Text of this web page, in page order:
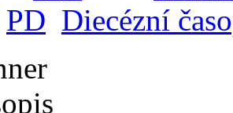
Archa ZŠ a MŠ při
CČSH
PD Diecézní